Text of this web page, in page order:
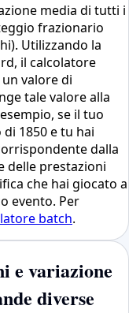
media di tutti i
frazionario
Utilizzando la
il calcolatore
valore di
tale valore alla
se il tuo
1850 e tu hai
dalla
delle prestazioni
che hai giocato a
evento. Per
batch.
e variazione
diverse